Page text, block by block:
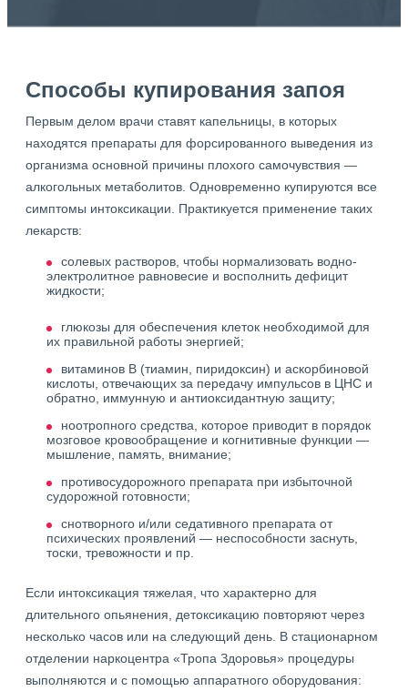
Способы купирования запоя
Первым делом врачи ставят капельницы, в которых
находятся препараты для форсированного выведения из
организма основной причины плохого самочувствия —
алкогольных метаболитов. Одновременно купируются все
симптомы интоксикации. Практикуется применение таких
лекарств:
солевых растворов, чтобы нормализовать водно-
электролитное равновесие и восполнить дефицит
жидкости;
глюкозы для обеспечения клеток необходимой для
их правильной работы энергией;
витаминов В (тиамин, пиридоксин) и аскорбиновой
кислоты, отвечающих за передачу импульсов в ЦНС и
обратно, иммунную и антиоксидантную защиту;
ноотропного средства, которое приводит в порядок
мозговое кровообращение и когнитивные функции —
мышление, память, внимание;
противосудорожного препарата при избыточной
судорожной готовности;
снотворного и/или седативного препарата от
психических проявлений — неспособности заснуть,
тоски, тревожности и пр.
Если интоксикация тяжелая, что характерно для
длительного опьянения, детоксикацию повторяют через
несколько часов или на следующий день. В стационарном
отделении наркоцентра «Тропа Здоровья» процедуры
выполняются и с помощью аппаратного оборудования: